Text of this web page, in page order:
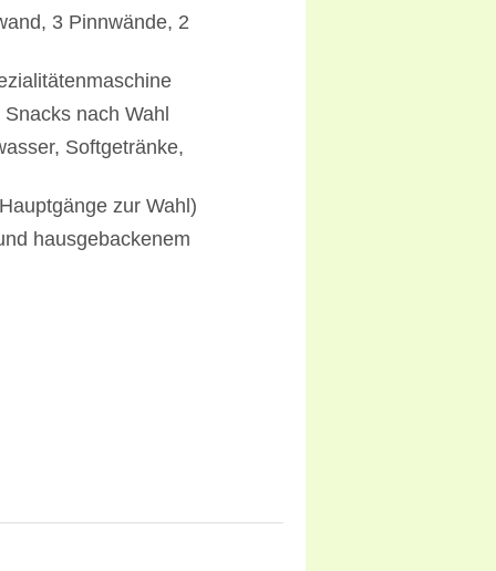
3 Pinnwände, 2
nach Wahl
Softgetränke,
zur Wahl)
hausgebackenem